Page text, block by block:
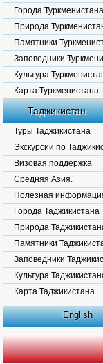
Города Туркменистана
Природа
Памятники
Заповедники
Культура
Карта Туркменистана.
Таджикистан
Туры Таджикистана
Экскурсии по
Визовая поддержка
Средняя Азия.
Полезная
Города Таджикистана
Природа
Памятники
Заповедники
Культура
Карта Таджикистана
English